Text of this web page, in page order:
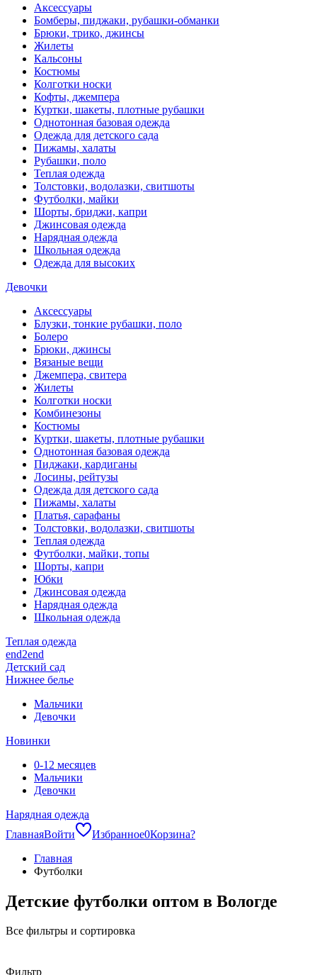
Аксессуары
Бомберы, пиджаки, рубашки-обманки
Брюки, трико, джинсы
Жилеты
Кальсоны
Костюмы
Колготки носки
Кофты, джемпера
Куртки, шакеты, плотные рубашки
Однотонная базовая одежда
Одежда для детского сада
Пижамы, халаты
Рубашки, поло
Теплая одежда
Толстовки, водолазки, свитшоты
Футболки, майки
Шорты, бриджи, капри
Джинсовая одежда
Нарядная одежда
Школьная одежда
Одежда для высоких
Девочки
Аксессуары
Блузки, тонкие рубашки, поло
Болеро
Брюки, джинсы
Вязаные вещи
Джемпера, свитера
Жилеты
Колготки носки
Комбинезоны
Костюмы
Куртки, шакеты, плотные рубашки
Однотонная базовая одежда
Пиджаки, кардиганы
Лосины, рейтузы
Одежда для детского сада
Пижамы, халаты
Платья, сарафаны
Толстовки, водолазки, свитшоты
Теплая одежда
Футболки, майки, топы
Шорты, капри
Юбки
Джинсовая одежда
Нарядная одежда
Школьная одежда
Теплая одежда
end2end
Детский сад
Нижнее белье
Мальчики
Девочки
Новинки
0-12 месяцев
Мальчики
Девочки
Нарядная одежда
ГлавнаяВойти Избранное0Корзина?
Главная
Футболки
Детские футболки оптом в Вологде
Все фильтры и сортировка
Фильтр